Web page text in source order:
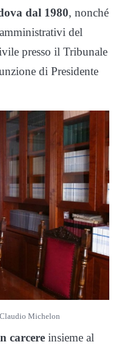
dal 1980, nonché
del
presso il Tribunale
di Presidente
Michelon
carcere insieme al